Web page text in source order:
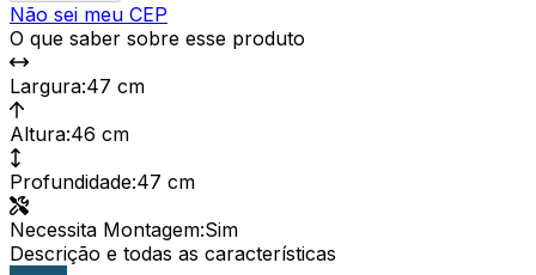
Não sei meu CEP
O que saber sobre esse produto
Largura:47 cm
Altura:46 cm
Profundidade:47 cm
Necessita Montagem:Sim
Descrição e todas as características